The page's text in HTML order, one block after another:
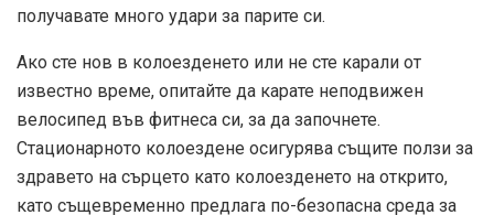
получавате много удари за парите си.
Ако сте нов в колоезденето или не сте карали от
известно време, опитайте да карате неподвижен
велосипед във фитнеса си, за да започнете.
Стационарното колоездене осигурява същите ползи за
здравето на сърцето като колоезденето на открито,
като същевременно предлага по-безопасна среда за